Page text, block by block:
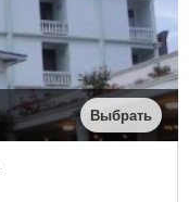
Выбрать